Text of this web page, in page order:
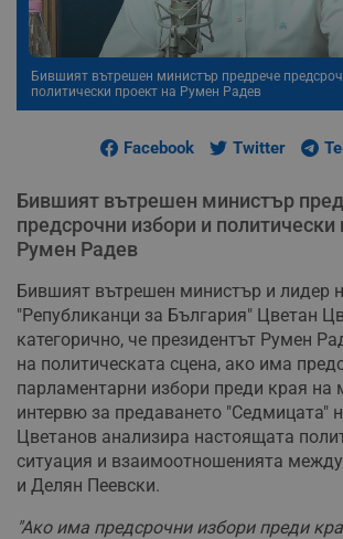
Бившият вътрешен министър предрече
политически проект на Румен Радев
Facebook Twitter
Бившият вътрешен министър
предсрочни избори и политически
Румен Радев
Бившият вътрешен министър и лидер
"Републиканци за България" Цветан
категорично, че президентът Румен
на политическата сцена, ако има
парламентарни избори преди края на
интервю за предаването "Седмицата"
Цветанов анализира настоящата
ситуация и взаимоотношенията
и Делян Пеевски.
"Ако има предсрочни избори преди